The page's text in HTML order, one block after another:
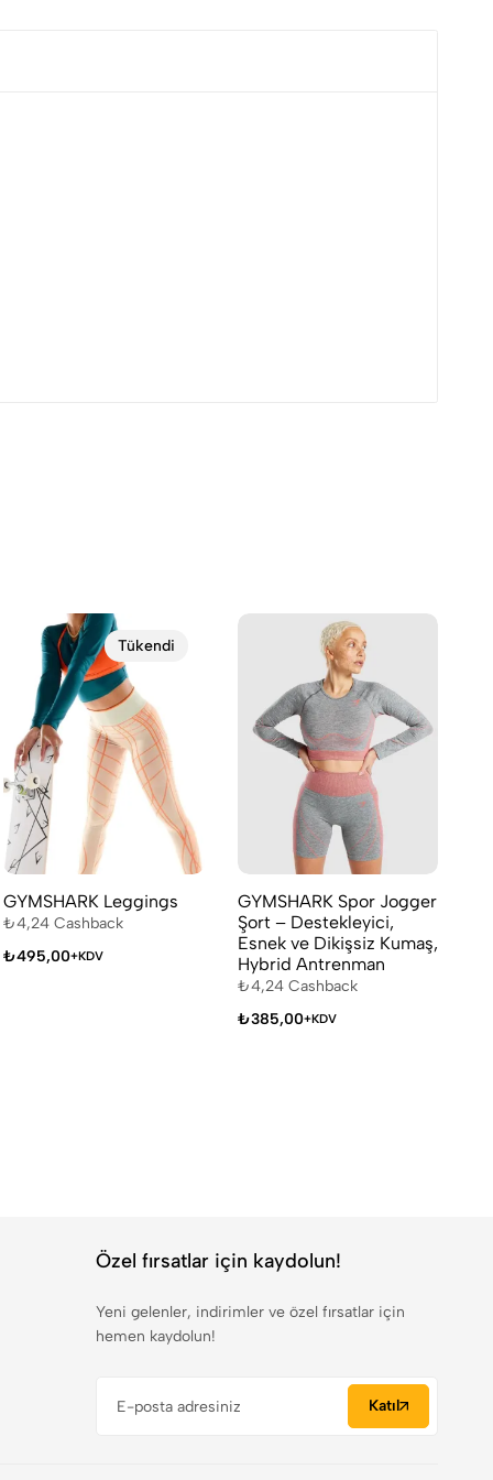
Tükendi
GYMSHARK Leggings
₺4,24 Cashback
₺495,00+KDV
GYMSHARK Spor Jogger
Şort – Destekleyici,
Esnek ve Dikişsiz Kumaş,
Hybrid Antrenman
₺4,24Cashback
₺385,00+KDV
Özel fırsatlar için kaydolun!
Yeni gelenler, indirimler ve özel fırsatlar için
hemen kaydolun!
Katıl